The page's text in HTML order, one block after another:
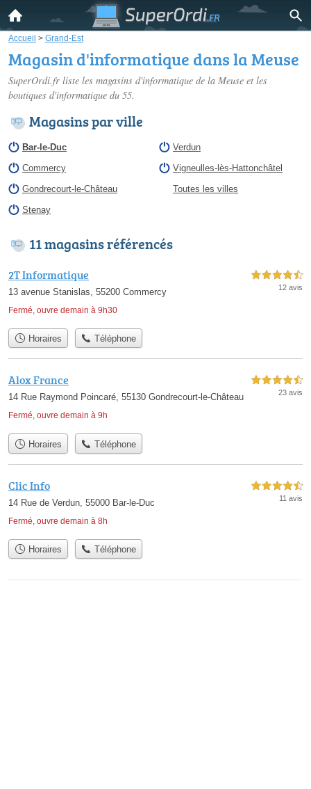
Accueil > Grand-Est
Magasin d'informatique dans la Meuse
SuperOrdi.fr liste les magasins d'informatique de la Meuse et les
boutiques d'informatique du 55.
Magasins par ville
Bar-le-Duc
Commercy
Gondrecourt-le-Château
Stenay
Verdun
Vigneulles-lès-Hattonchâtel
Toutes les villes
11 magasins référencés
2T Informatique
13 avenue Stanislas, 55200 Commercy
Fermé, ouvre demain à 9h30
4,5 étoiles sur 5
12 avis
Horaires Téléphone
Alox France
14 Rue Raymond Poincaré, 55130 Gondrecourt-le-Château
Fermé, ouvre demain à 9h
4,5 étoiles sur 5
23 avis
Horaires Téléphone
Clic Info
14 Rue de Verdun, 55000 Bar-le-Duc
Fermé, ouvre demain à 8h
4,5 étoiles sur 5
11 avis
Horaires Téléphone